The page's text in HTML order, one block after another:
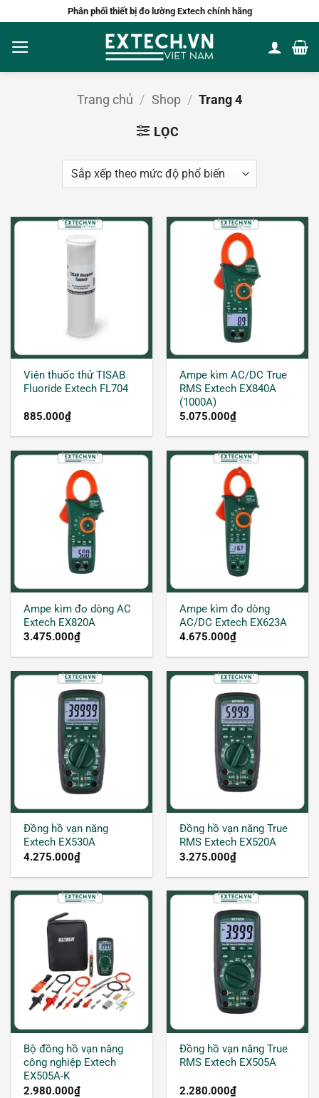
nội
dung
Phân phối thiết bị đo lường Extech chính hãng
Trang chủ / Shop / Trang 4
LỌC
Viên thuốc thử TISAB
Fluoride Extech FL704
885.000₫
Ampe kìm AC/DC True
RMS Extech EX840A
(1000A)
5.075.000₫
Ampe kìm đo dòng AC
Extech EX820A
3.475.000₫
Ampe kìm đo dòng
AC/DC Extech EX623A
4.675.000₫
Đồng hồ vạn năng
Extech EX530A
4.275.000₫
Đồng hồ vạn năng True
RMS Extech EX520A
3.275.000₫
Bộ đồng hồ vạn năng
công nghiệp Extech
EX505A-K
2.980.000₫
Đồng hồ vạn năng True
RMS Extech EX505A
2.280.000₫